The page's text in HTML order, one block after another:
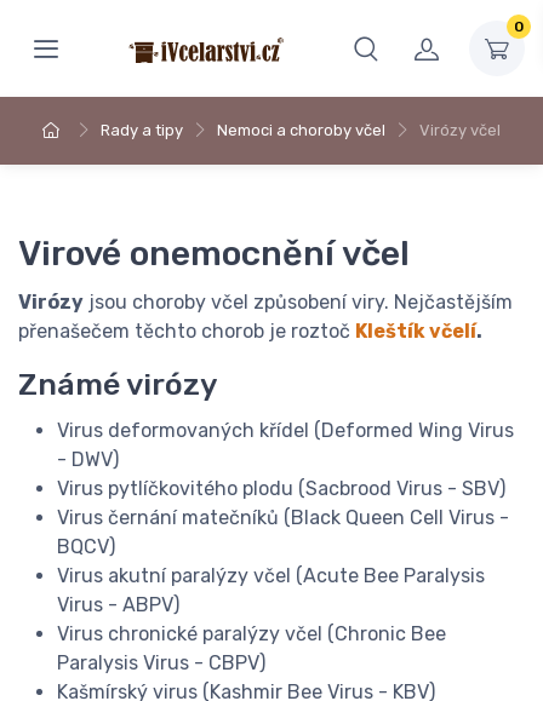
0
Rady a tipy Nemoci a choroby včel Virózy včel
Virové onemocnění včel
Virózy jsou choroby včel způsobení viry. Nejčastějším
přenašečem těchto chorob je roztoč Kleštík včelí.
Známé virózy
Virus deformovaných křídel (Deformed Wing Virus
- DWV)
Virus pytlíčkovitého plodu (Sacbrood Virus - SBV)
Virus černání matečníků (Black Queen Cell Virus -
BQCV)
Virus akutní paralýzy včel (Acute Bee Paralysis
Virus - ABPV)
Virus chronické paralýzy včel (Chronic Bee
Paralysis Virus - CBPV)
Kašmírský virus (Kashmir Bee Virus - KBV)